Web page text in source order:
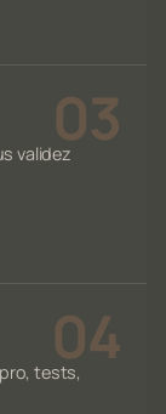
validez
tests,